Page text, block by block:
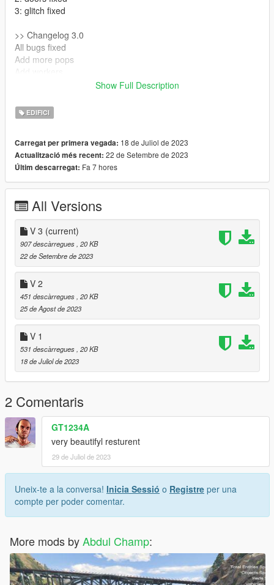
3: glitch fixed
>> Changelog 3.0
All bugs fixed
Add more pops
Put restaurant YMAP file into
mods>update>x64>dlcpacks>custom
maps>dlc.rpf>x64>levels>gta5>citye>maps>custom maps.rpf
and add the file :
Put custom Map folder into
Mods/update/x64/dlcpacks
Add following line into
Mods/update/update.rpf/common/data
/custom_maps/
Requirements:
Script hook v
Show Full Description
EDIFICI
Carregat per primera vegada: 18 de Juliol de 2023
Actualització més recent: 22 de Setembre de 2023
Últim descarregat: Fa 7 hores
All Versions
V 3 (current)
907 descàrregues , 20 KB
22 de Setembre de 2023
V 2
451 descàrregues , 20 KB
25 de Agost de 2023
V 1
531 descàrregues , 20 KB
18 de Juliol de 2023
2 Comentaris
GT1234A
very beautifyl resturent
29 de Juliol de 2023
Uneix-te a la conversa! Inicia Sessió o Registre per una
compte per poder comentar.
More mods byAbdul Champ: